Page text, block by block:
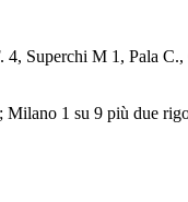
Superchi M 1, Pala
1 su 9 più due